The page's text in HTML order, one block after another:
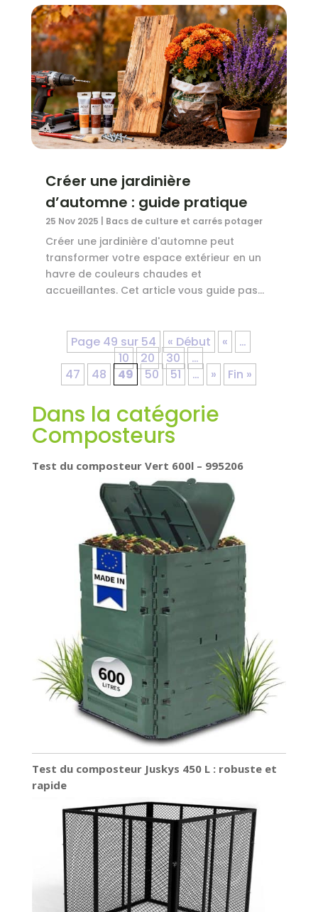
Créer une jardinière
d’automne : guide pratique
25 Nov 2025 Bacs de culture et carrés potager
Créer une jardinière d'automne peut
transformer votre espace extérieur en un
havre de couleurs chaudes et
accueillantes. Cet article vous guide pas...
Page 49 sur 54 « Début «
…
10
20 30
…
47
48 49 50 51 … » Fin »
Dans la catégorie
Composteurs
Test du composteur Vert 600l – 995206
Test du composteur Juskys 450 L : robuste et
rapide